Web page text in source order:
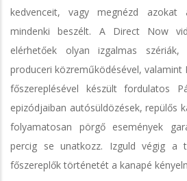
kedvenceit, vagy megnézd azokat
mindenki beszélt. A Direct Now
elérhetőek olyan izgalmas
produceri közreműködésével, valamint
főszereplésével készült fordulatos
epizódjaiban autósüldözések, repülős
folyamatosan pörgő események
percig se unatkozz. Izguld végig a
főszereplők történetét a kanapé